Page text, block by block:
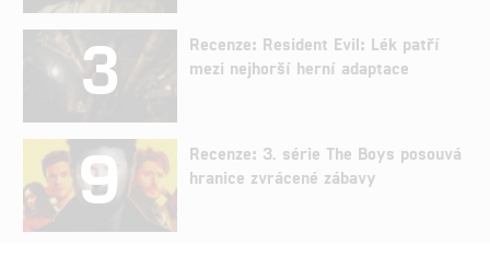
3
Recenze: Resident Evil: Lék patří
mezi nejhorší herní adaptace
9
Recenze: 3. série The Boys posouvá
hranice zvrácené zábavy